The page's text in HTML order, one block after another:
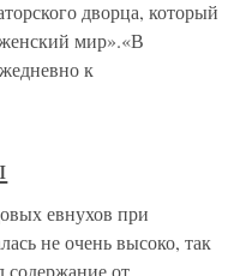
дворца, который
мир».«В
к
евнухов при
не очень высоко, так
содержание от